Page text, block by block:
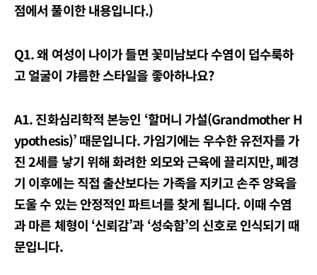
점에서 풀이한 내용입니다.)
Q1. 왜 여성이 나이가 들면 꽃미남보다 수염이 덥수룩하
고 얼굴이 갸름한스타일을 좋아하나요?
A1. 진화심리학적 본능인 ‘할머니 가설(Grandmother H
ypothesis)’ 때문입니다. 가임기에는 우수한 유전자를 가
진 2세를 낳기 위해 화려한 외모와 근육에 끌리지만, 폐경
기 이후에는 직접 출산보다는 가족을 지키고 손주 양육을
도울 수 있는 안정적인 파트너를 찾게 됩니다. 이때 수염
과 마른 체형이 ‘신뢰감’과 ‘성숙함’의 신호로 인식되기 때
문입니다.